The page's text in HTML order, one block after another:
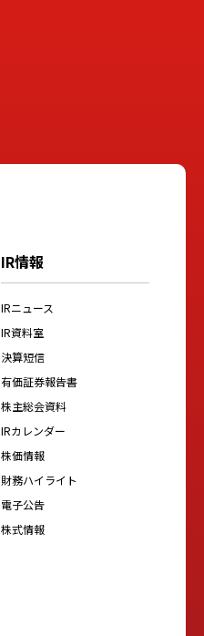
IR情報
IRニュース
IR資料室
決算短信
有価証券報告書
株主総会資料
IRカレンダー
株価情報
財務ハイライト
電子公告
株式情報